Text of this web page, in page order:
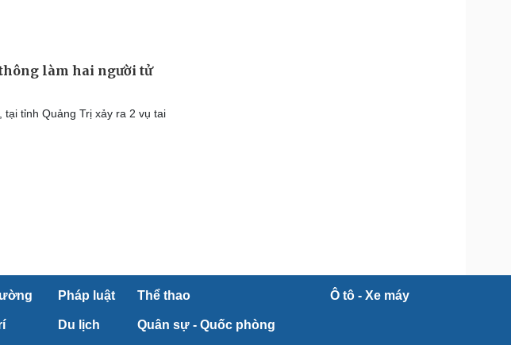
làm hai người tử
tỉnh Quảng Trị xảy ra 2 vụ tai
Pháp luật Thể thao Ô tô - Xe máy
Du lịch Quân sự - Quốc phòng